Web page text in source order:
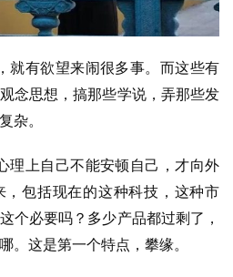
就有欲望来闹很多事。而这些有
念思想，搞那些学说，弄那些发
杂。
理上自己不能安顿自己，才向外
包括现在的这种科技，这种市
个必要吗？多少产品都过剩了，
。这是第一个特点，攀缘。